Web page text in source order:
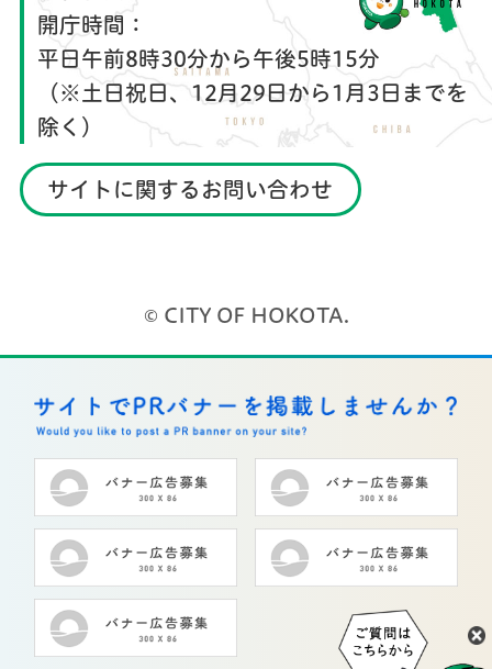
開庁時間：
平日午前8時30分から午後5時15分
（※土日祝日、12月29日から1月3日までを
除く）
サイトに関するお問い合わせ
© CITY OF HOKOTA.